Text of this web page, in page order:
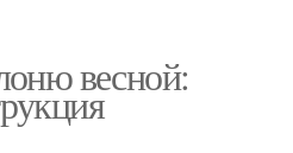
весной: